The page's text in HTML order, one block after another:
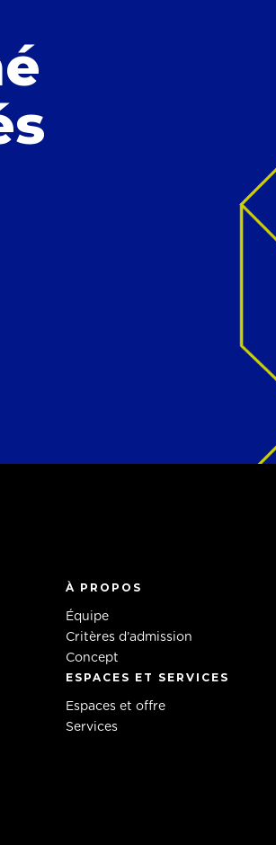
À PROPOS
Équipe
Critères d’admission
Concept
ESPACES ET SERVICES
Espaces et offre
Services